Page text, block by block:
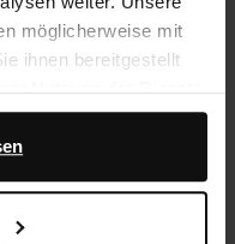
möglicherweise mit
ihnen bereitgestellt
Nutzung der Dienste
zu Werbe- und
Daten
der Marke
cm dicke Sohle und
auch die Außenseite